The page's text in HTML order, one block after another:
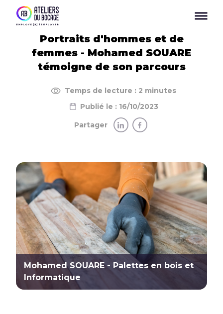
Portraits d'hommes et de
femmes - Mohamed SOUARE
témoigne de son parcours
Temps de lecture : 2 minutes
Publié le : 16/10/2023
Partager
Mohamed SOUARE - Palettes en bois et
Informatique
Panneau de gestion des cookies